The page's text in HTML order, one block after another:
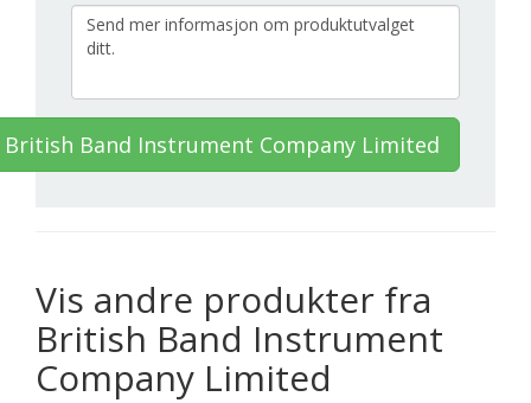
Band Instrument Company Limited
Vis andre produkter fra
British Band Instrument
Company Limited